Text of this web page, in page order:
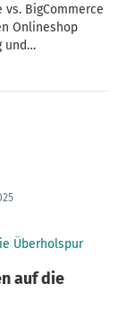
BigCommerce
Onlineshop
und
– der direkte
auf die